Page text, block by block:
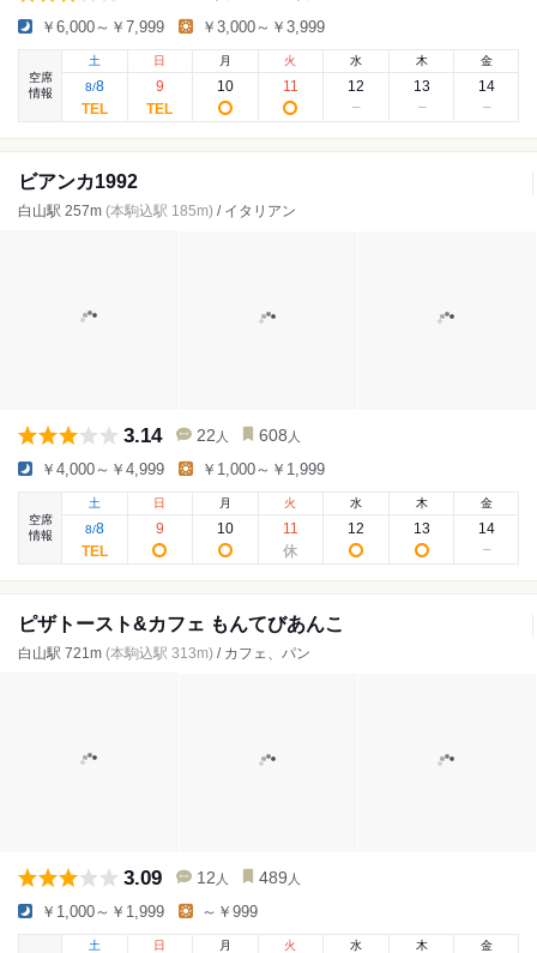
￥6,000～￥7,999 ￥3,000～￥3,999
空席
情報
土
8/8
日
9
月
10
火
11
水
12
木
13
金
14
ビアンカ1992
白山駅 257m (本駒込駅 185m) / イタリアン
3.14 22 人 608 人
￥4,000～￥4,999 ￥1,000～￥1,999
空席
情報
土
8/8
日
9
月
10
火
11
水
12
木
13
金
14
ピザトースト&カフェ もんてびあんこ
白山駅 721m (本駒込駅 313m) / カフェ、パン
3.09 12 人 489 人
￥1,000～￥1,999 ～￥999
土
日 月 火 水 木 金